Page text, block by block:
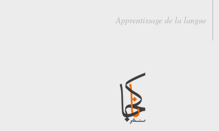
Apprentissage de la langue